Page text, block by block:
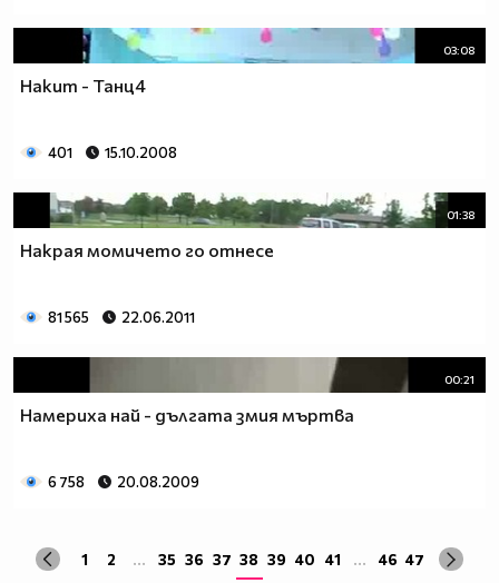
03:08
Накит - Танц4
401 15.10.2008
01:38
Накрая момичето го отнесе
81 565 22.06.2011
00:21
Намериха най - дългата змия мъртва
6 758 20.08.2009
1 2 ... 35 36 37 38 39 40 41 ... 46 47